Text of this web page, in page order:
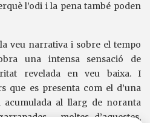
l’odi i la pena també poden
veu narrativa i sobre el tempo
una intensa sensació de
revelada en veu baixa. I
que es presenta com el d’una
acumulada al llarg de noranta
—moltes d’aquestes,